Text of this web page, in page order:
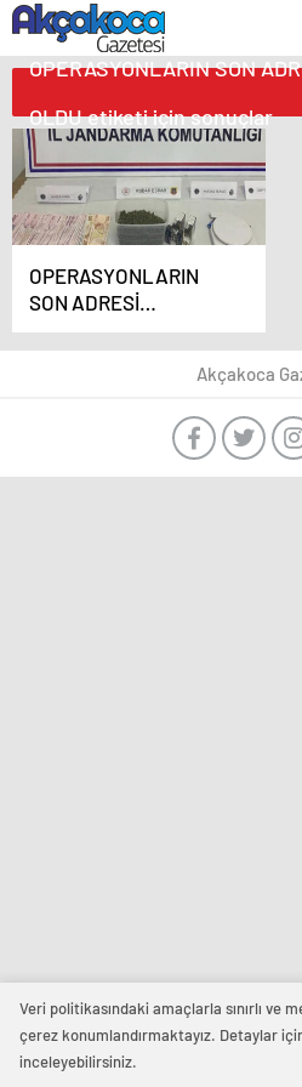
OPERASYONLARIN SON
OLDU etiketi için sonuçlar
OPERASYONLARIN
SON ADRESİ
AKÇAKOCA İLÇESİ
OLDU
Akçakoca
Veri politikasındaki amaçlarla sınırlı ve
çerez konumlandırmaktayız. Detaylar
inceleyebilirsiniz.